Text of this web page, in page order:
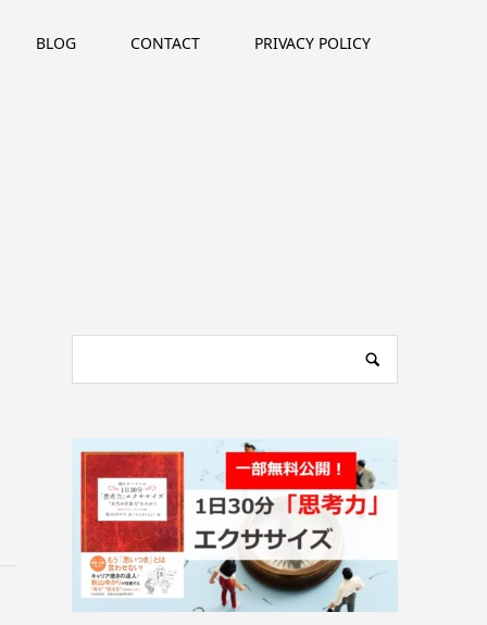
BLOG CONTACT PRIVACY POLICY